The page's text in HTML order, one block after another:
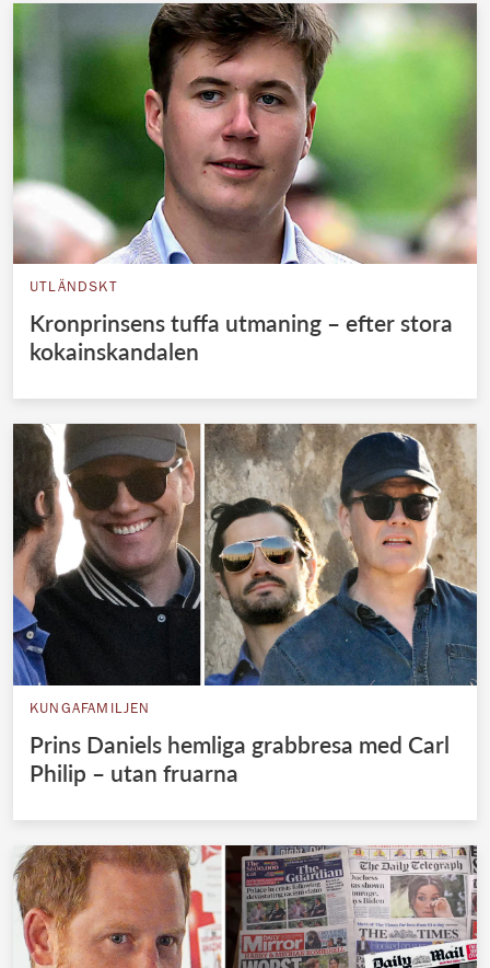
UTLÄNDSKT
Kronprinsens tuffa utmaning – efter stora
kokainskandalen
KUNGAFAMILJEN
Prins Daniels hemliga grabbresa med Carl
Philip – utan fruarna